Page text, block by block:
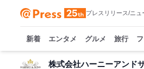
プレスリリース/ニ
新着 エンタメ グルメ 旅行
株式会社ハーニーアンド